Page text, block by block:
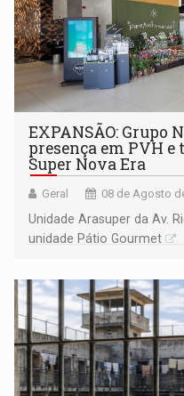
EXPANSÃO: Grupo
presença em PVH
Super Nova Era
Geral 08 de Agosto
Unidade Arasuper da Av.
unidade Pátio Gourmet